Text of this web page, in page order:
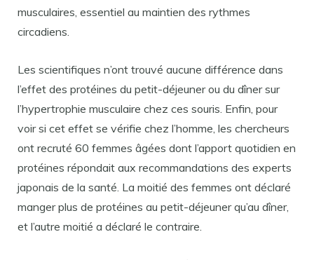
musculaires, essentiel au maintien des rythmes
circadiens.
Les scientifiques n’ont trouvé aucune différence dans
l’effet des protéines du petit-déjeuner ou du dîner sur
l’hypertrophie musculaire chez ces souris. Enfin, pour
voir si cet effet se vérifie chez l’homme, les chercheurs
ont recruté 60 femmes âgées dont l’apport quotidien en
protéines répondait aux recommandations des experts
japonais de la santé. La moitié des femmes ont déclaré
manger plus de protéines au petit-déjeuner qu’au dîner,
et l’autre moitié a déclaré le contraire.